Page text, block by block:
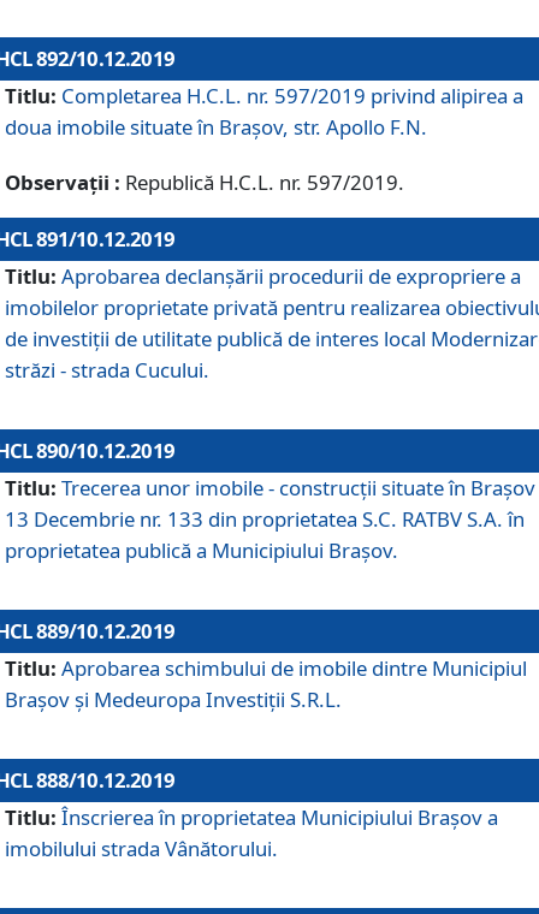
892/10.12.2019
Titlu: Completarea H.C.L. nr. 597/2019 privind alipirea a
doua imobile situate în Brașov, str. Apollo F.N.
Observații : Republică H.C.L. nr. 597/2019.
891/10.12.2019
Titlu: Aprobarea declanșării procedurii de expropriere a
imobilelor proprietate privată pentru realizarea
de investiții de utilitate publică de interes local
străzi - strada Cucului.
890/10.12.2019
Titlu: Trecerea unor imobile - construcții situate în Brașov
13 Decembrie nr. 133 din proprietatea S.C. RATBV S.A. în
proprietatea publică a Municipiului Brașov.
889/10.12.2019
Titlu: Aprobarea schimbului de imobile dintre Municipiul
Brașov și Medeuropa Investiții S.R.L.
888/10.12.2019
Titlu: Înscrierea în proprietatea Municipiului Braşov a
imobilului strada Vânătorului.